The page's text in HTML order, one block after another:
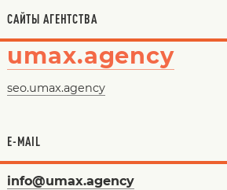
САЙТЫ АГЕНТСТВА
umax.agency
seo.umax.agency
E-MAIL
info@umax.agency